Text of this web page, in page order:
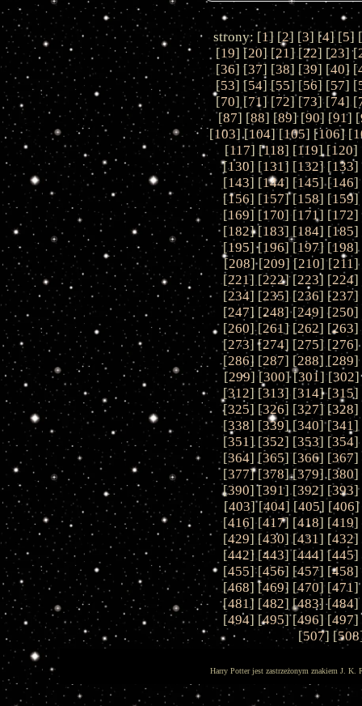
strony: [1] [2] [3] [4] [5] [
[19] [20] [21] [22] [23] [
[36] [37] [38] [39] [40] [
[53] [54] [55] [56] [57] [
[70] [71] [72] [73] [74] [
[87] [88] [89] [90] [91] [
[103] [104] [105] [106] [
[117] [118] [119] [120]
[130] [131] [132] [133]
[143] [144] [145] [146]
[156] [157] [158] [159]
[169] [170] [171] [172]
[182] [183] [184] [185]
[195] [196] [197] [198]
[208] [209] [210] [211]
[221] [222] [223] [224]
[234] [235] [236] [237]
[247] [248] [249] [250]
[260] [261] [262] [263]
[273] [274] [275] [276]
[286] [287] [288] [289]
[299] [300] [301] [302]
[312] [313] [314] [315]
[325] [326] [327] [328]
[338] [339] [340] [341]
[351] [352] [353] [354]
[364] [365] [366] [367]
[377] [378] [379] [380]
[390] [391] [392] [393]
[403] [404] [405] [406]
[416] [417] [418] [419]
[429] [430] [431] [432]
[442] [443] [444] [445]
[455] [456] [457] [458]
[468] [469] [470] [471]
[481] [482] [483] [484]
[494] [495] [496] [497]
[507] [508
Harry Potter jest zastrzeżonym znakiem J. K.